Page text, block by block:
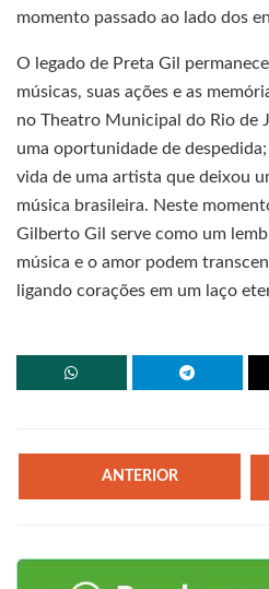
momento passado ao lado dos
O legado de Preta Gil
músicas, suas ações e as
no Theatro Municipal do Rio de
uma oportunidade de
vida de uma artista que deixou
música brasileira. Neste
Gilberto Gil serve como um
música e o amor podem
ligando corações em um laço
ANTERIOR